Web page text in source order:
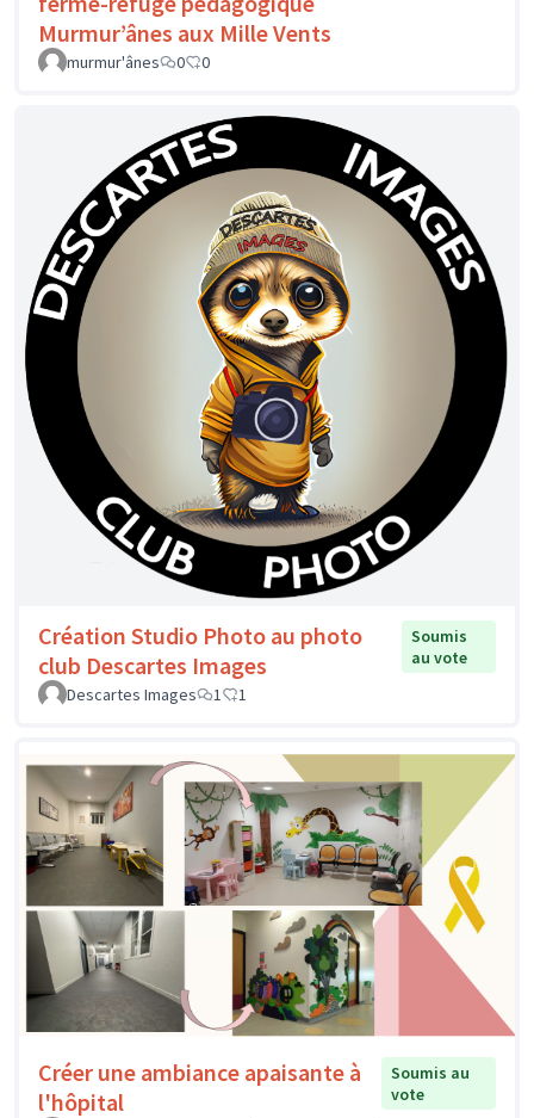
Murmur’ânes aux Mille Vents
murmur'ânes 0 0
Création Studio Photo au photo
club Descartes Images
Soumis
au vote
Descartes Images
1 1
Créer une ambiance apaisante à
l'hôpital
Soumis au
vote